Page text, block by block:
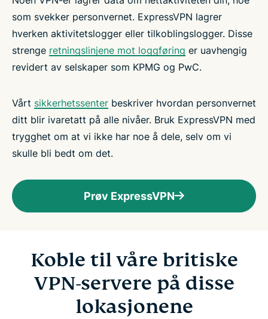
som svekker personvernet. ExpressVPN lagrer
hverken aktivitetslogger eller tilkoblingslogger. Disse
strenge retningslinjene mot loggføring er uavhengig
revidert av selskaper som KPMG og PwC.
Vårt sikkerhetssenter beskriver hvordan personvernet
ditt blir ivaretatt på alle nivåer. Bruk ExpressVPN med
trygghet om at vi ikke har noe å dele, selv om vi
skulle bli bedt om det.
Prøv ExpressVPN
Koble til våre britiske
VPN-servere på disse
lokasjonene